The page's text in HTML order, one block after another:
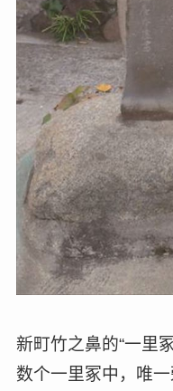
新町竹之鼻的“一里
数个一里冢中，唯